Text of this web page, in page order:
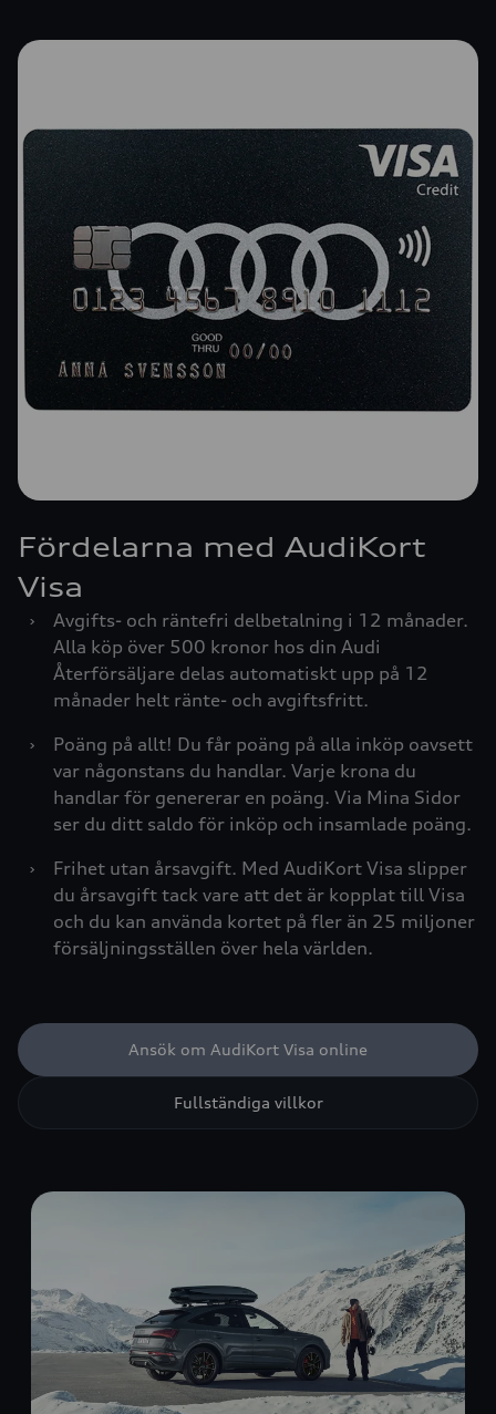
Fördelarna med AudiKort
Visa
›
Avgifts- och räntefri delbetalning i 12 månader.
Alla köp över 500 kronor hos din Audi
Återförsäljare delas automatiskt upp på 12
månader helt ränte- och avgiftsfritt.
›
Poäng på allt! Du får poäng på alla inköp oavsett
var någonstans du handlar. Varje krona du
handlar för genererar en poäng. Via Mina Sidor
ser du ditt saldo för inköp och insamlade poäng.
›
Frihet utan årsavgift. Med AudiKort Visa slipper
du årsavgift tack vare att det är kopplat till Visa
och du kan använda kortet på fler än 25 miljoner
försäljningsställen över hela världen.
Ansök om AudiKort Visa online
Fullständiga villkor